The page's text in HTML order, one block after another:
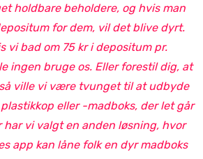
holdbare beholdere, og hvis man
for dem, vil det blive dyrt.
vi bad om 75 kr i depositum pr.
ingen bruge os. Eller forestil dig, at
ville vi være tvunget til at udbyde
eller -madboks, der let går
har vi valgt en anden løsning, hvor
app kan låne folk en dyr madboks